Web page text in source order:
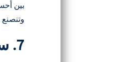
بين
7. سوهان قم (Qom Sohan)